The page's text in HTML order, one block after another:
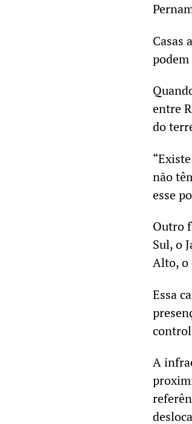
Casas
entre
do
não
esse
Outro
Sul, o
Alto, o
Essa
A